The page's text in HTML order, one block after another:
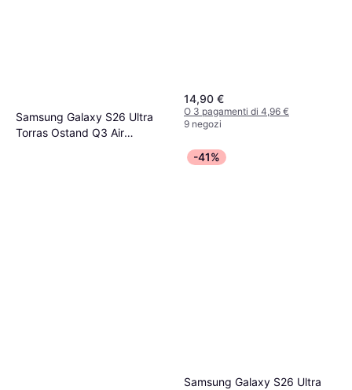
Samsung Galaxy S26 Ultra
Torras Ostand Q3 Air
14,90 €
O 3 pagamenti di 4,96 €
9 negozi
-41%
Samsung Galaxy S26 Ultra